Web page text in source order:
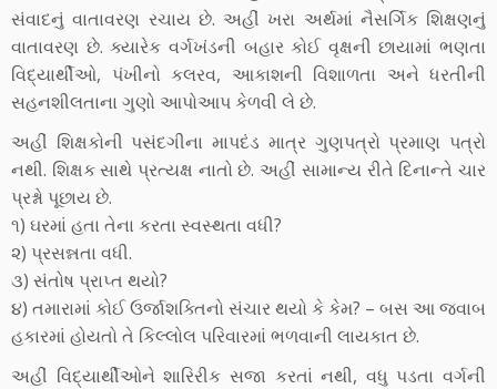
સંવાદનું વાતાવરણ રચાય છે. અહીં ખરા અર્થમાં નૈસર્ગિક શિક્ષણનું
વાતાવરણ છે. ક્યારેક વર્ગખંડની બહાર કોઈ વૃક્ષની છાયામાં ભણતા
વિદ્યાર્થીઓ, પંખીનો કલરવ, આકાશની વિશાળતા અને ધરતીની
સહનશીલતાના ગુણો આપોઆપ કેળવી લે છે.
અહીં શિક્ષકોની પસંદગીના માપદંડ માત્ર ગુણપત્રો પ્રમાણ પત્રો
નથી. શિક્ષક સાથે પ્રત્યક્ષ નાતો છે. અહીં સામાન્ય રીતે દિનાન્તે ચાર
પ્રશ્નો પૂછાય છે.
૧) ઘરમાં હતા તેના કરતા સ્વસ્થતા વધી?
૨) પ્રસન્નતા વધી.
૩) સંતોષ પ્રાપ્ત થયો?
૪) તમારામાં કોઈ ઉર્જાશક્તિનો સંચાર થયો કે કેમ? – બસ આ જવાબ
હકારમાં હોયતો તે કિલ્લોલ પરિવારમાં ભળવાની લાયકાત છે.
અહીં વિદ્યાર્થીઓને શારિરીક સજા કરતાં નથી, વધુ પડતા વર્ગની